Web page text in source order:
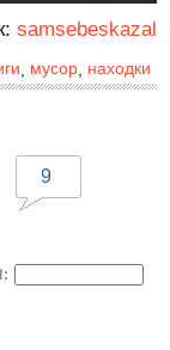
samsebeskazal
мусор, находки
9